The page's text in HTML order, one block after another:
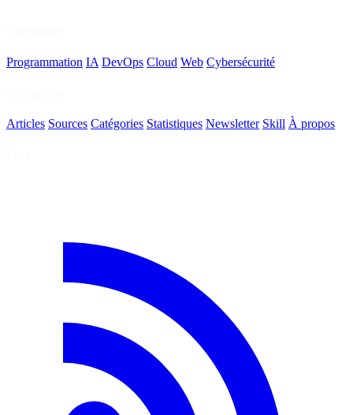
Programmation IA DevOps Cloud Web Cybersécurité
Articles Sources Catégories Statistiques Newsletter Skill À propos